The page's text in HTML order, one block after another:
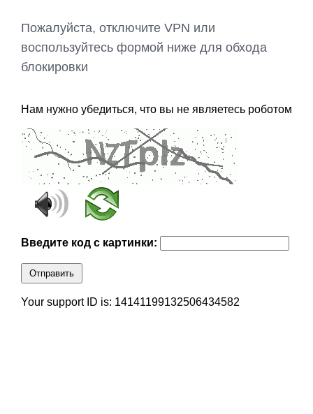
Пожалуйста, отключите VPN или
воспользуйтесь формой ниже для обхода
блокировки
Нам нужно убедиться, что вы не являетесь роботом
Введите код с картинки:
Отправить
Your support ID is: 14141199132506434582